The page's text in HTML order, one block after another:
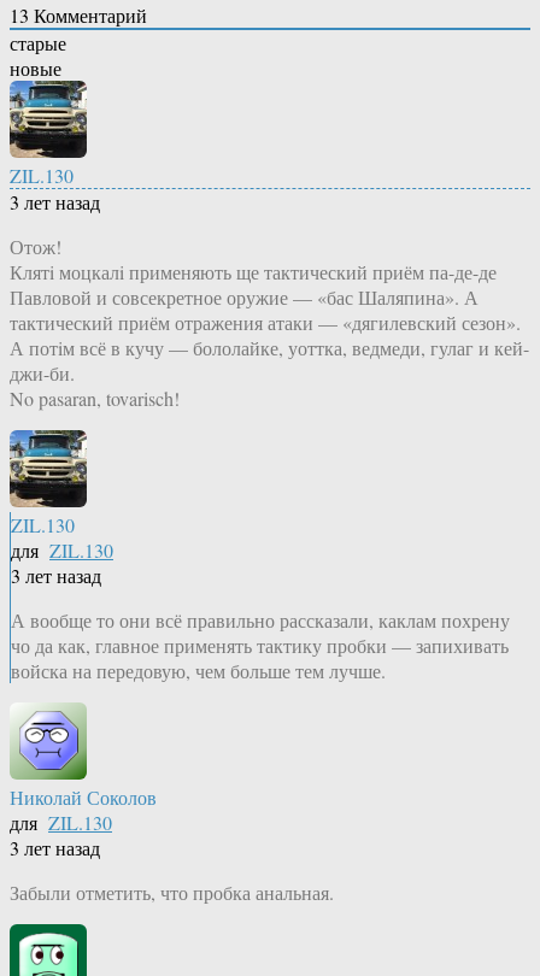
13 Комментарий
старые
новые
ZIL.130
3 лет назад
Отож!
Клятi моцкалi применяють ще тактический приём па-де-де
Павловой и совсекретное оружие — «бас Шаляпина». А
тактический приём отражения атаки — «дягилевский сезон».
А потiм всё в кучу — бололайке, уоттка, ведмеди, гулаг и кей-
джи-би.
No pasaran, tovarisch!
ZIL.130
для ZIL.130
3 лет назад
А вообще то они всё правильно рассказали, каклам похрену
чо да как, главное применять тактику пробки — запихивать
войска на передовую, чем больше тем лучше.
Николай Соколов
для ZIL.130
3 лет назад
Забыли отметить, что пробка анальная.